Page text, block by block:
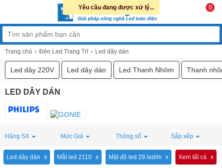
0
Trang chủ Đèn Led Trang Trí Led dây dán
Led dây 220V Led dây dán Led Thanh Nhôm Thanh
LED DÂY DÁN
Hãng SX Mức Giá Thông số Sắp xếp
Led dây dán Mắt led 2110 Mật độ led 28 led/m Xem tất cả
Yêu cầu đang được xử lý...